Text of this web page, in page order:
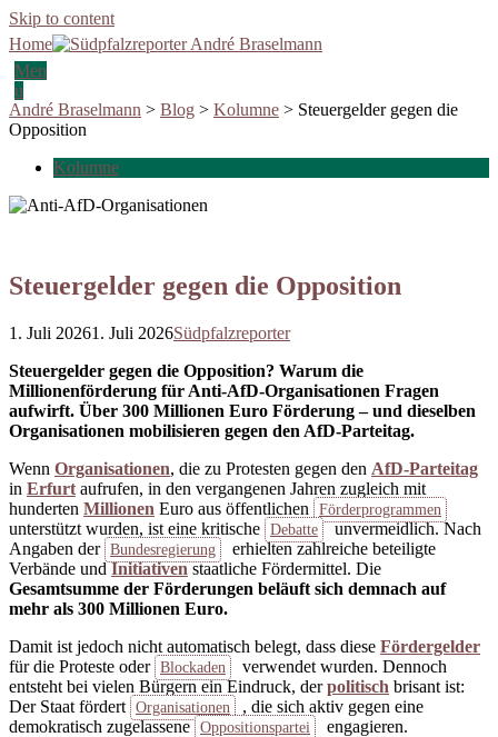
Skip to content
Home
Men
u
André Braselmann > Blog > Kolumne > Steuergelder gegen die
Opposition
Kolumne
Steuergelder gegen die Opposition
1. Juli 20261. Juli 2026Südpfalzreporter
Steuergelder gegen die Opposition? Warum die
Millionenförderung für Anti-AfD-Organisationen Fragen
aufwirft. Über 300 Millionen Euro Förderung – und dieselben
Organisationen mobilisieren gegen den AfD-Parteitag.
Wenn Organisationen, die zu Protesten gegen den AfD-Parteitag
in Erfurt aufrufen, in den vergangenen Jahren zugleich mit
hunderten Millionen Euro aus öffentlichen Förderprogrammen
unterstützt wurden, ist eine kritische Debatte
unvermeidlich. Nach
Angaben der Bundesregierung
erhielten zahlreiche beteiligte
Verbände undInitiativenstaatliche Fördermittel. Die
Gesamtsumme der Förderungen beläuft sich demnach auf
mehr als 300 Millionen Euro.
Damit ist jedoch nicht automatisch belegt, dass diese Fördergelder
für die Proteste oder Blockaden
verwendet wurden. Dennoch
entsteht bei vielen Bürgern ein Eindruck, derpolitisch brisant ist:
Der Staat fördert Organisationen
, die sich aktiv gegen eine
demokratisch zugelassene Oppositionspartei engagieren.